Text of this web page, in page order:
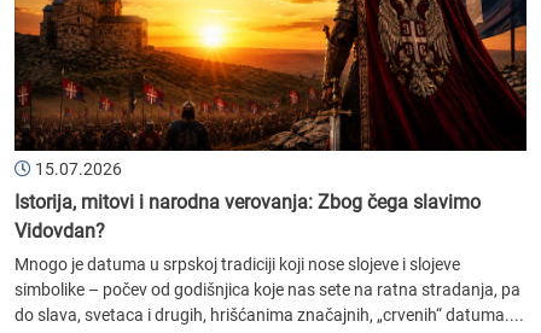
15.07.2026
Istorija, mitovi i narodna verovanja: Zbog čega slavimo
Vidovdan?
Mnogo je datuma u srpskoj tradiciji koji nose slojeve i slojeve
simbolike – počev od godišnjica koje nas sete na ratna stradanja, pa
do slava, svetaca i drugih, hrišćanima značajnih, „crvenih“ datuma....